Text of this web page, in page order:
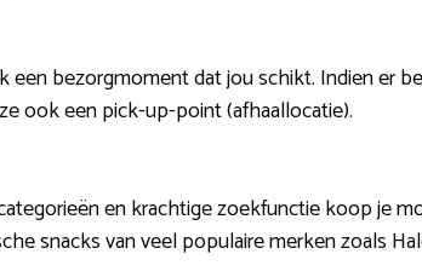
een bezorgmoment dat jou schikt. Indien er
ook een pick-up-point (afhaallocatie).
en krachtige zoekfunctie koop je
snacks van veel populaire merken zoals